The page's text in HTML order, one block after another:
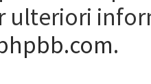
ulteriori
.